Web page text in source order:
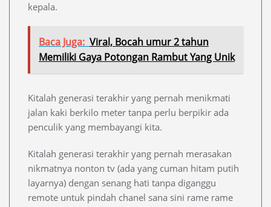
kepala.
Baca Juga: Viral, Bocah umur 2 tahun
Memiliki Gaya Potongan Rambut Yang Unik
Kitalah generasi terakhir yang pernah menikmati
jalan kaki berkilo meter tanpa perlu berpikir ada
penculik yang membayangi kita.
Kitalah generasi terakhir yang pernah merasakan
nikmatnya nonton tv (ada yang cuman hitam putih
layarnya) dengan senang hati tanpa diganggu
remote untuk pindah chanel sana sini rame rame